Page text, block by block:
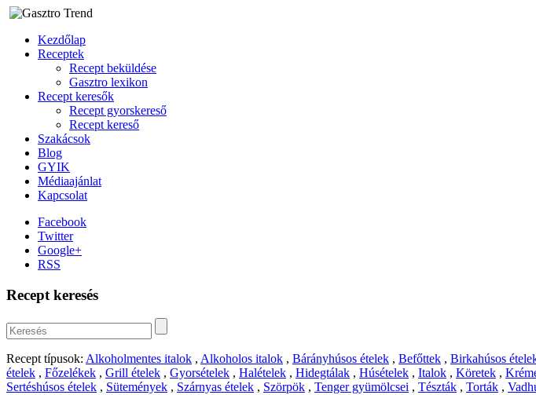
Kezdőlap
Receptek
Recept beküldése
Gasztro lexikon
Recept keresők
Recept gyorskereső
Recept kereső
Szakácsok
Blog
GYIK
Médiaajánlat
Kapcsolat
Facebook
Twitter
Google+
RSS
Recept keresés
Recept típusok: Alkoholmentes italok , Alkoholos italok , Bárányhúsos ételek , Befőttek , Birkahúsos
ételek , Főzelékek , Grill ételek , Gyorsételek , Halételek , Hidegtálak , Húsételek , Italok , Köretek ,
Sertéshúsos ételek , Sütemények , Szárnyas ételek , Szörpök , Tenger gyümölcsei , Tészták , Torták ,